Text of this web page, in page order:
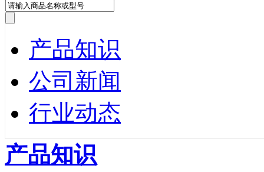
产品知识
公司新闻
行业动态
产品知识